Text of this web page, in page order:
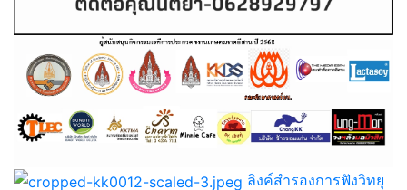
ลิงค์สำรองการฟังวิทยุ